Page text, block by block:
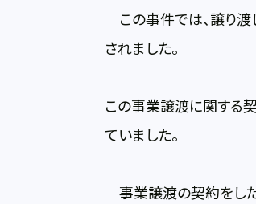
この事件では、譲り
されました。
この事業譲渡に関する
ていました。
事業譲渡の契約をし